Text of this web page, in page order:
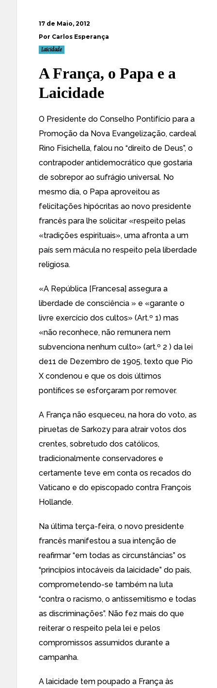
17 de Maio, 2012
Por Carlos Esperança
Laicidade
A França, o Papa e a
Laicidade
O Presidente do Conselho Pontifício para a
Promoção da Nova Evangelização, cardeal
Rino Fisichella, falou no “direito de Deus”, o
contrapoder antidemocrático que gostaria
de sobrepor ao sufrágio universal. No
mesmo dia, o Papa aproveitou as
felicitações hipócritas ao novo presidente
francês para lhe solicitar «respeito pelas
«tradições espirituais», uma afronta a um
país sem mácula no respeito pela liberdade
religiosa.
«A República [Francesa] assegura a
liberdade de consciência » e «garante o
livre exercício dos cultos» (Art.º 1) mas
«não reconhece, não remunera nem
subvenciona nenhum culto» (art.º 2 ) da lei
de11 de Dezembro de 1905, texto que Pio
X condenou e que os dois últimos
pontífices se esforçaram por remover.
A França não esqueceu, na hora do voto, as
piruetas de Sarkozy para atrair votos dos
crentes, sobretudo dos católicos,
tradicionalmente conservadores e
certamente teve em conta os recados do
Vaticano e do episcopado contra François
Hollande.
Na última terça-feira, o novo presidente
francês manifestou a sua intenção de
reafirmar “em todas as circunstâncias” os
“princípios intocáveis da laicidade” do país,
comprometendo-se também na luta
“contra o racismo, o antissemitismo e todas
as discriminações”. Não fez mais do que
reiterar o respeito pela lei e pelos
compromissos assumidos durante a
campanha.
A laicidade tem poupado a França às